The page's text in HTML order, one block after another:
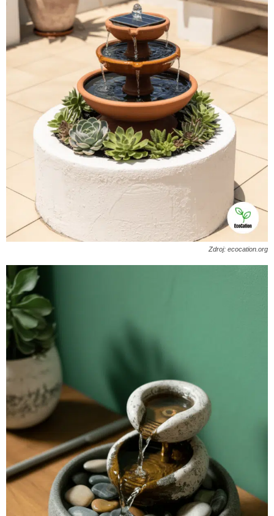
Zdroj: ecocation.org